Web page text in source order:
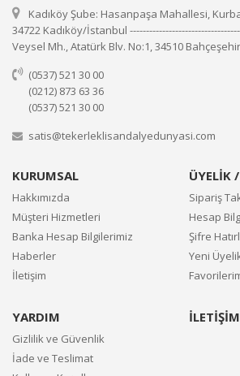
Kadıköy Şube: Hasanpaşa Mahallesi,
34722 Kadıköy/İstanbul
Veysel Mh., Atatürk Blv. No:1, 34510
(0537) 521 30 00
(0212) 873 63 36
(0537) 521 30 00
satis@tekerleklisandalyedunyasi.com
KURUMSAL
Hakkımızda
Müşteri Hizmetleri
Banka Hesap Bilgilerimiz
Haberler
İletişim
ÜYELİK
Sipariş
Hesap
Şifre
Yeni
YARDIM
Gizlilik ve Güvenlik
İade ve Teslimat
İLETİŞİM